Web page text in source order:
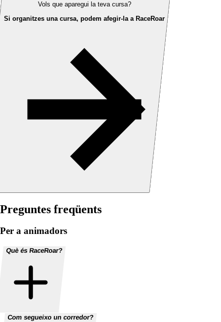
Vols que aparegui la teva cursa?
Si organitzes una cursa, podem afegir-la a RaceRoar
Preguntes freqüents
Per a animadors
Què és RaceRoar?
Com segueixo un corredor?